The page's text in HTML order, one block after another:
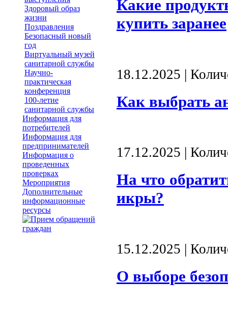
Здоровый образ
жизни
Поздравления
Безопасный новый
год
Виртуальный музей
санитарной службы
Научно-
практическая
конференция
100-летие
санитарной службы
Информация для
потребителей
Информация для
предпринимателей
Информация о
проведенных
проверках
Мероприятия
Дополнительные
информационные
ресурсы
Какие
купить заранее
18.12.2025 |
Как выбрать
17.12.2025 |
На что
икры?
15.12.2025 |
О выборе